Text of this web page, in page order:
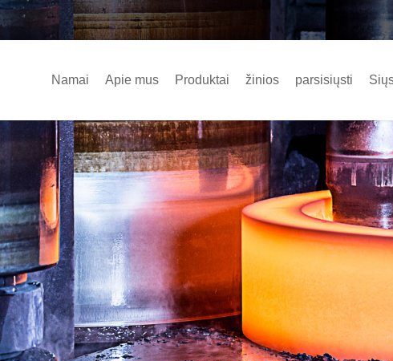
Namai Apie mus Produktai žinios parsisiųsti